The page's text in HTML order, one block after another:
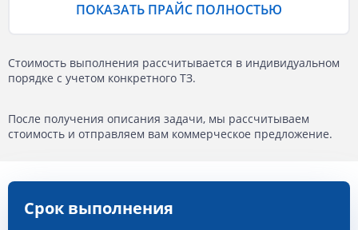
ПОКАЗАТЬ ПРАЙС ПОЛНОСТЬЮ
Стоимость выполнения рассчитывается в индивидуальном
порядке с учетом конкретного ТЗ.
После получения описания задачи, мы рассчитываем
стоимость и отправляем вам коммерческое предложение.
Срок выполнения